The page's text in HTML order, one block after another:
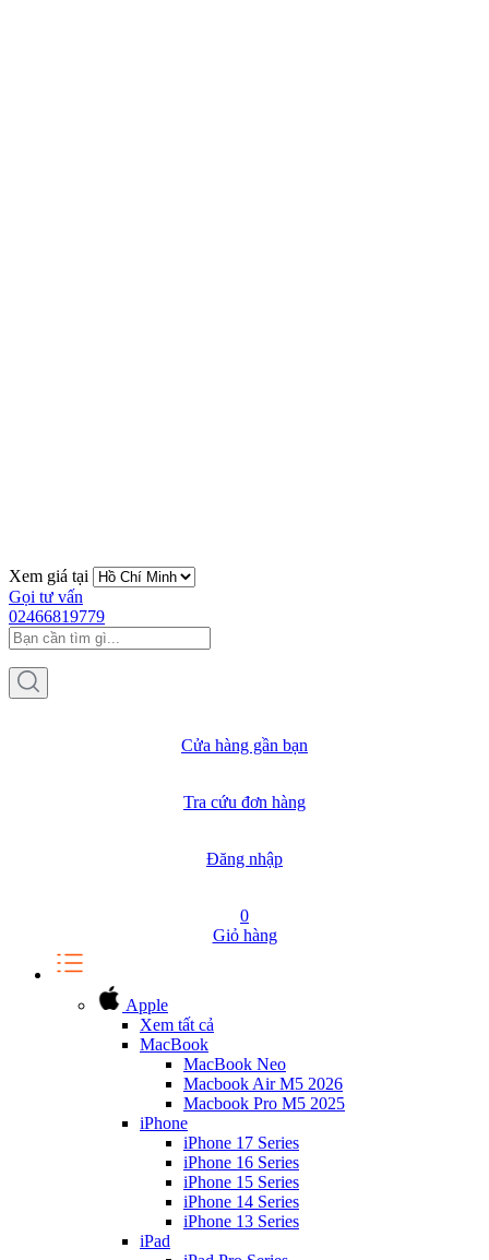
Xem giá tại
Gọi tư vấn
02466819779
Cửa hàng gần bạn
Tra cứu đơn hàng
Đăng nhập
0
Giỏ hàng
Apple
Xem tất cả
MacBook
MacBook Neo
Macbook Air M5 2026
Macbook Pro M5 2025
iPhone
iPhone 17 Series
iPhone 16 Series
iPhone 15 Series
iPhone 14 Series
iPhone 13 Series
iPad